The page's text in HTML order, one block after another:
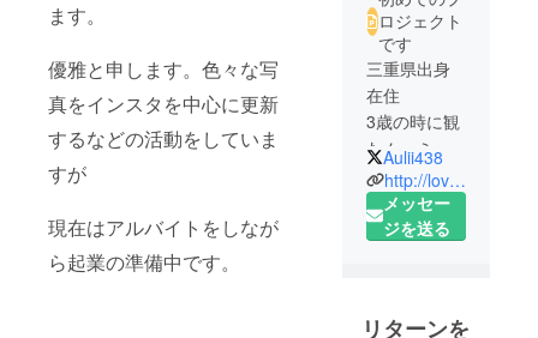
ます。
優雅と申します。色々な写
真をインスタを中心に更新
するなどの活動をしていま
すが
現在はアルバイトをしなが
ら起業の準備中です。
ロジェクト
です
三重県出身
在住
3歳の時に観
たムーミン
のスナフキ
ンに憧れい
つか「旅に
の記念に友
Aulii438
http://loveleicaphoto3.com
メッセー
ジを送る
リターンを